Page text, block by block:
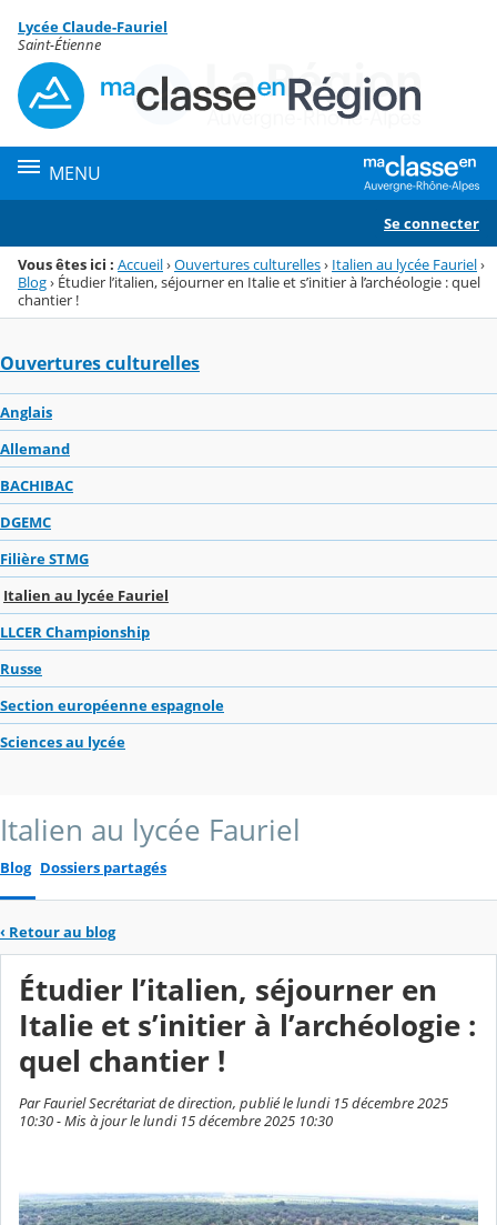
Menu de la rubrique
Contenu
Lycée Claude-Fauriel
Saint-Étienne
MENU
Se connecter
Vous êtes ici : Accueil›Ouvertures culturelles› Italien au lycée Fauriel›
Blog› Étudier l’italien, séjourner en Italie et s’initier à l’archéologie : quel
chantier !
Ouvertures culturelles
Anglais
Allemand
BACHIBAC
DGEMC
Filière STMG
Italien au lycée Fauriel
LLCER Championship
Russe
Section européenne espagnole
Sciences au lycée
Italien au lycée Fauriel
Blog Dossiers partagés
‹ Retour au blog
Étudier l’italien, séjourner en
Italie et s’initier à l’archéologie :
quel chantier !
Par Fauriel Secrétariat de direction, publié le lundi 15 décembre 2025
10:30 - Mis à jour le lundi 15 décembre 2025 10:30